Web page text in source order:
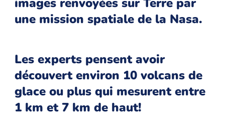
une mission spatiale de la Nasa.
Les experts pensent avoir
découvert environ 10 volcans de
glace ou plus qui mesurent entre
1 km et 7 km de haut!